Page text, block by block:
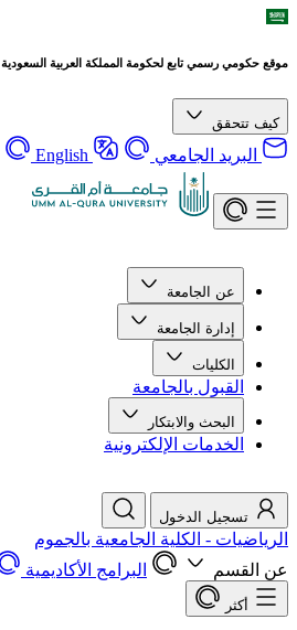
موقع حكومي رسمي تابع لحكومة المملكة العربية السعودية
كيف تتحقق
البريد الجامعي English
عن الجامعة
إدارة الجامعة
الكليات
القبول بالجامعة
البحث والابتكار
الخدمات الإلكترونية
تسجيل الدخول
الرياضيات - الكلية الجامعية بالجموم
عن القسم
البرامج الأكاديمية
أكثر